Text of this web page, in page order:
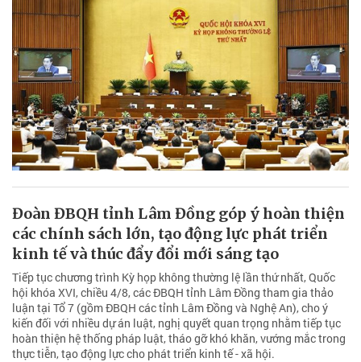
Đoàn ĐBQH tỉnh Lâm Đồng góp ý hoàn thiện
các chính sách lớn, tạo động lực phát triển
kinh tế và thúc đẩy đổi mới sáng tạo
Tiếp tục chương trình Kỳ họp không thường lệ lần thứ nhất, Quốc
hội khóa XVI, chiều 4/8, các ĐBQH tỉnh Lâm Đồng tham gia thảo
luận tại Tổ 7 (gồm ĐBQH các tỉnh Lâm Đồng và Nghệ An), cho ý
kiến đối với nhiều dự án luật, nghị quyết quan trọng nhằm tiếp tục
hoàn thiện hệ thống pháp luật, tháo gỡ khó khăn, vướng mắc trong
thực tiễn, tạo động lực cho phát triển kinh tế - xã hội.